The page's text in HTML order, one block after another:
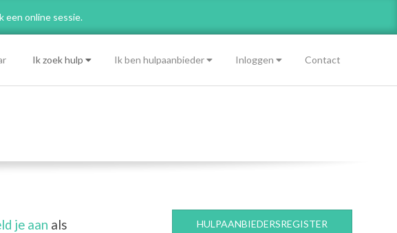
een online sessie.
Ik zoek hulp Ik ben hulpaanbieder Inloggen Contact
je aan als
HULPAANBIEDERSREGISTER